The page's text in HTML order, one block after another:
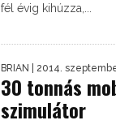
fél évig kihúzza,...
BRIAN | 2014.
30 tonnás
szimulátor